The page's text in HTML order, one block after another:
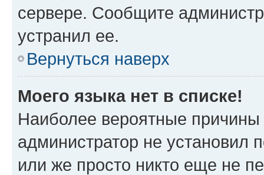
сервере. Сообщите
устранил ее.
Вернуться наверх
Моего языка нет в списке!
Наиболее вероятные причины
администратор не установил
или же просто никто еще не